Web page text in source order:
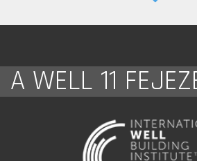
A WELL 11